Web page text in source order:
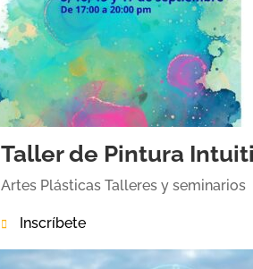
Taller de Pintura
Artes Plásticas Talleres y seminarios
 Inscríbete
precios:
desde
10,00€
hasta
15,00€